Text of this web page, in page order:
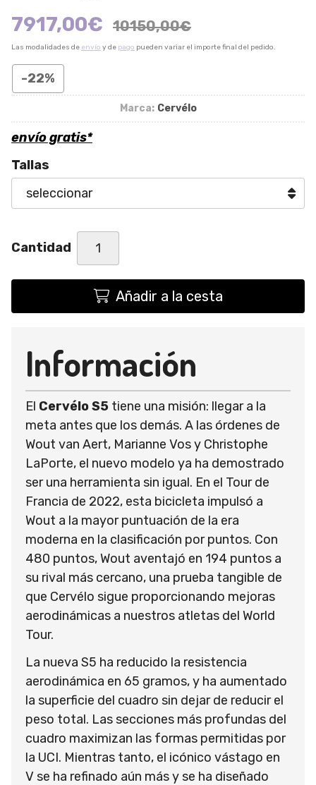
7917,00€ 10150,00€
Las modalidades de envío y de pago pueden variar el importe final del pedido.
-22%
Marca: Cervélo
envío gratis*
Tallas
Cantidad
Añadir a la cesta
Información
El Cervélo S5 tiene una misión: llegar a la
meta antes que los demás. A las órdenes de
Wout van Aert, Marianne Vos y Christophe
LaPorte, el nuevo modelo ya ha demostrado
ser una herramienta sin igual. En el Tour de
Francia de 2022, esta bicicleta impulsó a
Wout a la mayor puntuación de la era
moderna en la clasificación por puntos. Con
480 puntos, Wout aventajó en 194 puntos a
su rival más cercano, una prueba tangible de
que Cervélo sigue proporcionando mejoras
aerodinámicas a nuestros atletas del World
Tour.
La nueva S5 ha reducido la resistencia
aerodinámica en 65 gramos, y ha aumentado
la superficie del cuadro sin dejar de reducir el
peso total. Las secciones más profundas del
cuadro maximizan las formas permitidas por
la UCI. Mientras tanto, el icónico vástago en
V se ha refinado aún más y se ha diseñado